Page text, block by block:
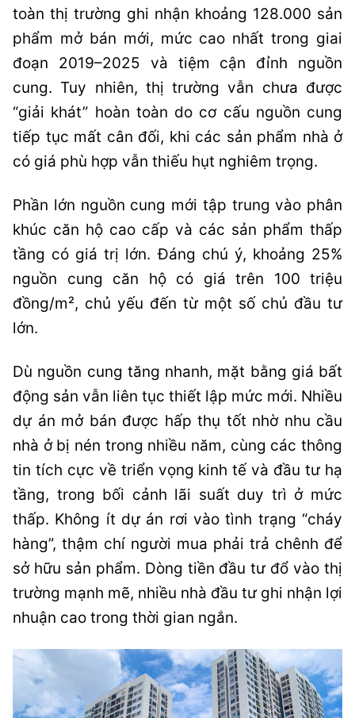
toàn thị trường ghi nhận khoảng 128.000 sản
phẩm mở bán mới, mức cao nhất trong giai
đoạn 2019–2025 và tiệm cận đỉnh nguồn
cung. Tuy nhiên, thị trường vẫn chưa được
“giải khát” hoàn toàn do cơ cấu nguồn cung
tiếp tục mất cân đối, khi các sản phẩm nhà ở
có giá phù hợp vẫn thiếu hụt nghiêm trọng.
Phần lớn nguồn cung mới tập trung vào phân
khúc căn hộ cao cấp và các sản phẩm thấp
tầng có giá trị lớn. Đáng chú ý, khoảng 25%
nguồn cung căn hộ có giá trên 100 triệu
đồng/m², chủ yếu đến từ một số chủ đầu tư
lớn.
Dù nguồn cung tăng nhanh, mặt bằng giá bất
động sản vẫn liên tục thiết lập mức mới. Nhiều
dự án mở bán được hấp thụ tốt nhờ nhu cầu
nhà ở bị nén trong nhiều năm, cùng các thông
tin tích cực về triển vọng kinh tế và đầu tư hạ
tầng, trong bối cảnh lãi suất duy trì ở mức
thấp. Không ít dự án rơi vào tình trạng “cháy
hàng”, thậm chí người mua phải trả chênh để
sở hữu sản phẩm. Dòng tiền đầu tư đổ vào thị
trường mạnh mẽ, nhiều nhà đầu tư ghi nhận lợi
nhuận cao trong thời gian ngắn.